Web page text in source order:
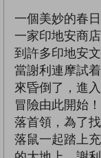
一個美妙的春
一家印地安商
到許多印地安
當謝利連摩試
來昏倒了，進
冒險由此開始
落首領，為了
落鼠一起踏上